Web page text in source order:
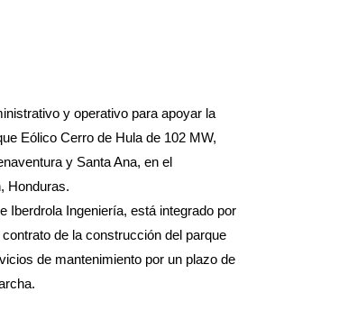
y operativo para apoyar la
Eólico Cerro de Hula de 102 MW,
y Santa Ana, en el
Honduras.
Iberdrola Ingeniería, está integrado por
de la construcción del parque
de mantenimiento por un plazo de